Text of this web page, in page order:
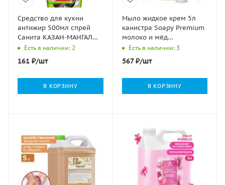
Средство для кухни
антижир 500мл спрей
Санита КАЗАН-МАНГАЛ
1/5Есть в наличии: 2
161 ₽/шт
В КОРЗИНУ
Мыло жидкое крем 5л
канистра Soapy Premium
молоко и мёд
Clean&Green 1/2
Есть в наличии: 3
567₽/шт
В КОРЗИНУ